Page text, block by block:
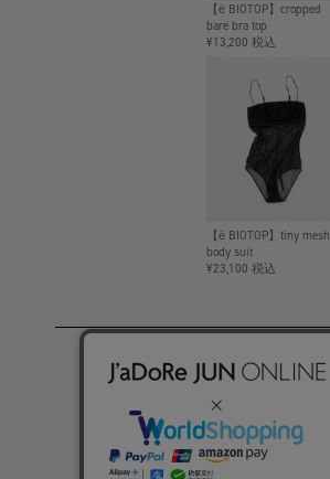
【ё BIOTOP】cropped
bare bra top
¥13,200 税込
【ё BIOTOP】tiny mesh
body suit
¥23,100 税込